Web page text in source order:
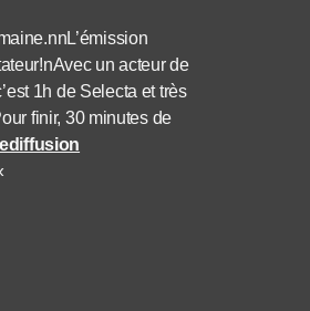
nnL’émission
nAvec un acteur de
1h de Selecta et très
finir, 30 minutes de